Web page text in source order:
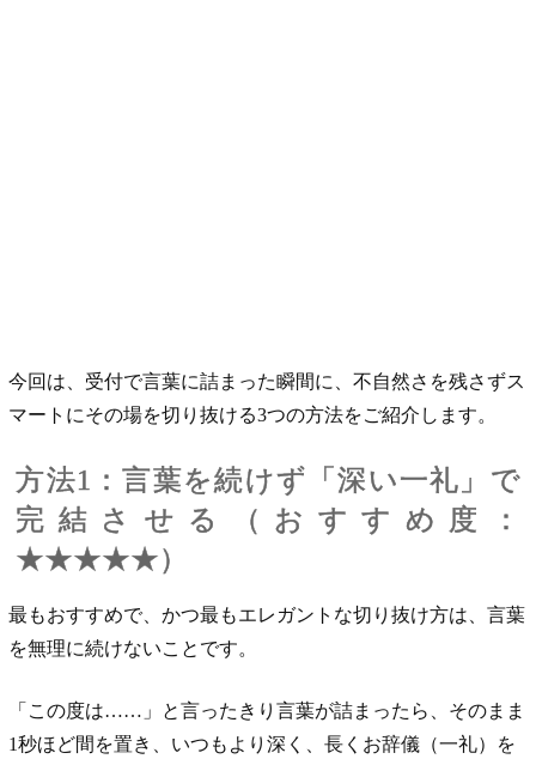
今回は、受付で言葉に詰まった瞬間に、不自然さを残さずス
マートにその場を切り抜ける3つの方法をご紹介します。
方法1：言葉を続けず「深い一礼」で
完結させる（おすすめ度：
★★★★★）
最もおすすめで、かつ最もエレガントな切り抜け方は、言葉
を無理に続けないことです。
「この度は……」と言ったきり言葉が詰まったら、そのまま
1秒ほど間を置き、いつもより深く、長くお辞儀（一礼）を